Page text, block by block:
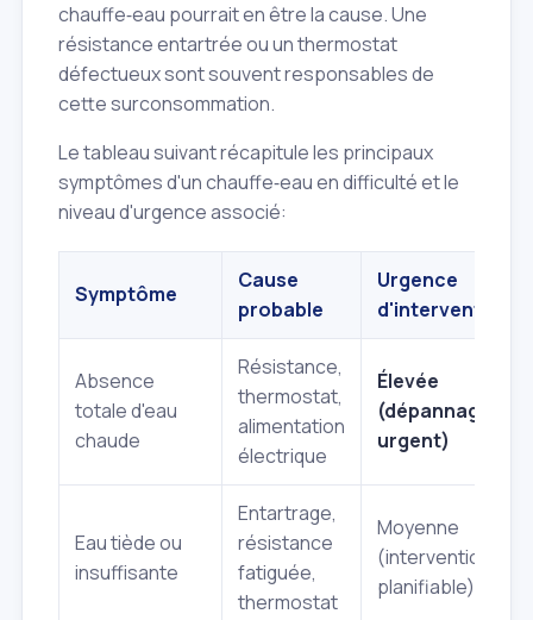
chauffe‑eau pourrait en être la cause. Une
résistance entartrée ou un thermostat
défectueux sont souvent responsables de
cette surconsommation.
Le tableau suivant récapitule les principaux
symptômes d'un chauffe‑eau en difficulté et le
niveau d'urgence associé:
Symptôme
Cause
probable
Urgence
d'intervention
Absence
totale d'eau
chaude
Résistance,
thermostat,
alimentation
électrique
Élevée
(dépannage
urgent)
Eau tiède ou
insuffisante
Entartrage,
résistance
fatiguée,
thermostat
Moyenne
(intervention
planifiable)